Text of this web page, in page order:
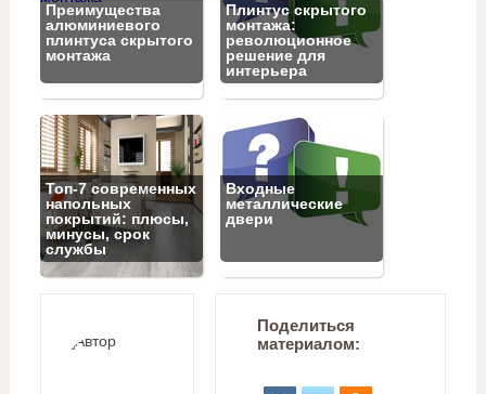
Преимущества
алюминиевого
плинтуса скрытого
монтажа
Плинтус скрытого
монтажа:
революционное
решение для
интерьера
Топ‑7 современных
напольных
покрытий: плюсы,
минусы, срок
службы
Входные
металлические
двери
Поделиться
материалом: